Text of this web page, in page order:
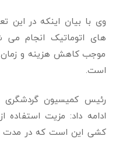
وی با بیان اینکه در این
های اتوماتیک انجام
موجب کاهش هزینه و زمان
است.
رئیس کمیسیون گردشگری و
ادامه داد: مزیت استفاده
کشی این است که در مدت